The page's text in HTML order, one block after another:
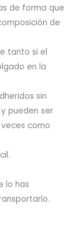
de forma que
de
tanto si el
en la
sin
pueden ser
como
lo has